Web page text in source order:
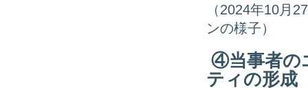
（2024年10月
ンの様子）
④当事者の
ティの形成